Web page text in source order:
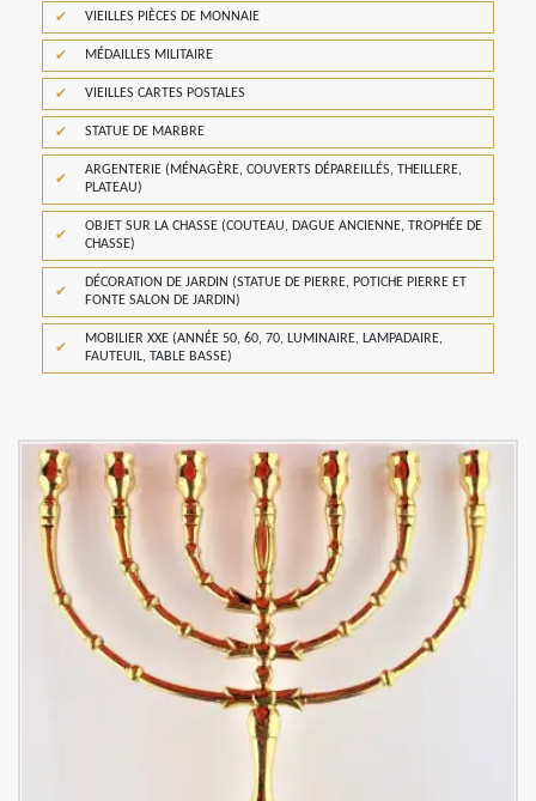
VIEILLES PIÈCES DE MONNAIE
MÉDAILLES MILITAIRE
VIEILLES CARTES POSTALES
STATUE DE MARBRE
ARGENTERIE (MÉNAGÈRE, COUVERTS DÉPAREILLÉS, THEILLERE,
PLATEAU)
OBJET SUR LA CHASSE (COUTEAU, DAGUE ANCIENNE, TROPHÉE DE
CHASSE)
DÉCORATION DE JARDIN (STATUE DE PIERRE, POTICHE PIERRE ET
FONTE SALON DE JARDIN)
MOBILIER XXE (ANNÉE 50, 60, 70, LUMINAIRE, LAMPADAIRE,
FAUTEUIL, TABLE BASSE)